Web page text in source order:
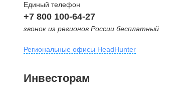
Единый телефон
+7 800 100-64-27
звонок из регионов России бесплатный
Региональные офисы HeadHunter
внутригородская территория
Инвесторам